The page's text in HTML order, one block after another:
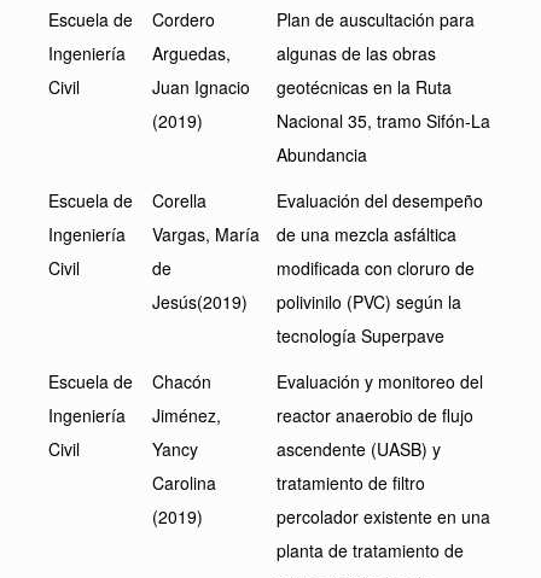
Escuela de
Ingeniería
Civil
Cordero
Arguedas,
Juan Ignacio
(2019)
Plan de auscultación para
algunas de las obras
geotécnicas en la Ruta
Nacional 35, tramo Sifón-La
Abundancia
Escuela de
Ingeniería
Civil
Corella
Vargas, María
de
Jesús(2019)
Evaluación del desempeño
de una mezcla asfáltica
modificada con cloruro de
polivinilo (PVC) según la
tecnología Superpave
Escuela de
Ingeniería
Civil
Chacón
Jiménez,
Yancy
Carolina
(2019)
Evaluación y monitoreo del
reactor anaerobio de flujo
ascendente (UASB) y
tratamiento de filtro
percolador existente en una
planta de tratamiento de